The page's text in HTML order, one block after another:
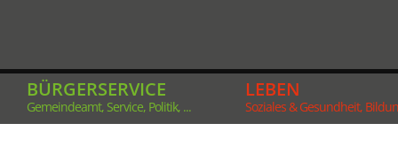
BÜRGERSERVICE
Gemeindeamt, Service, Politik, ...
LEBEN
Soziales & Gesundheit,